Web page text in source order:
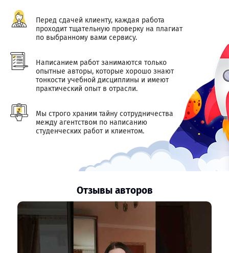
Перед сдачей клиенту, каждая работа
проходит тщательную проверку на плагиат
по выбранному вами сервису.
Написанием работ занимаются только
опытные авторы, которые хорошо знают
тонкости учебной дисциплины и имеют
практический опыт в отрасли.
Мы строго храним тайну сотрудничества
между агентством по написанию
студенческих работ и клиентом.
Отзывы авторов